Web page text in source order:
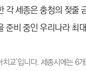
각 세종은 충청의 젖
비 중인 우리나라 최
교’입니다. 세종시에는 6